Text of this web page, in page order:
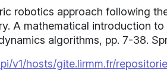
robotics approach following
A mathematical introduction
algorithms, pp. 7-38.
v1/hosts/gite.lirmm.fr/